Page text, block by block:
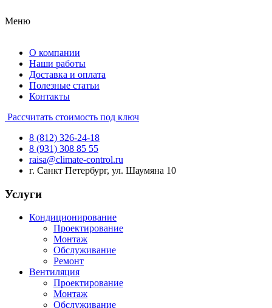
Меню
О компании
Наши работы
Доставка и оплата
Полезные статьи
Контакты
Рассчитать стоимость под ключ
8 (812) 326-24-18
8 (931) 308 85 55
raisa@climate-control.ru
г. Санкт Петербург, ул. Шаумяна 10
Услуги
Кондиционирование
Проектирование
Монтаж
Обслуживание
Ремонт
Вентиляция
Проектирование
Монтаж
Обслуживание